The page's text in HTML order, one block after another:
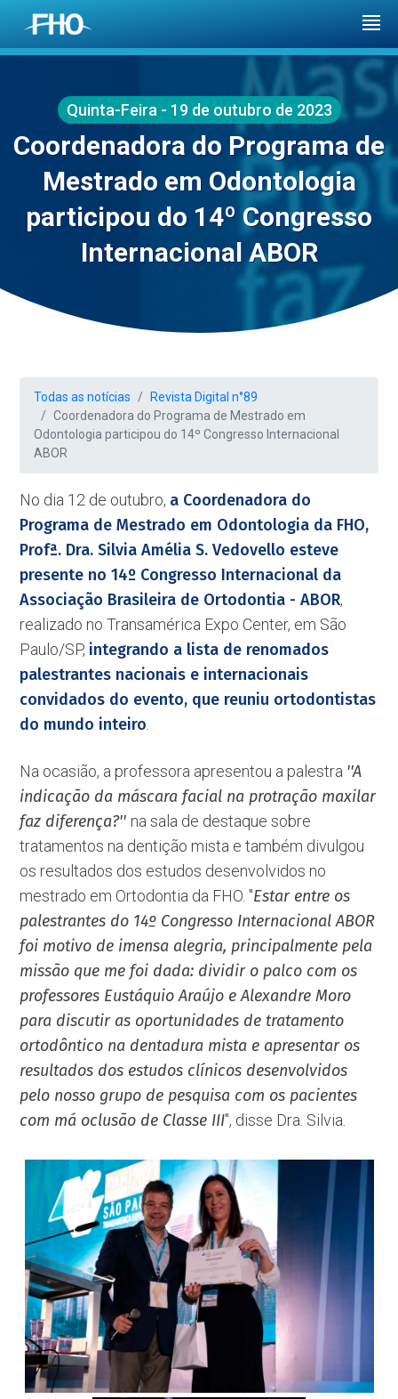
Quinta-Feira - 19 de outubro de 2023
Coordenadora do Programa de
Mestrado em Odontologia
participou do 14º Congresso
Internacional ABOR
Todas as notícias
Revista Digital n°89
Coordenadora do Programa de Mestrado em
Odontologia participou do 14º Congresso Internacional
ABOR
No dia 12 de outubro, a Coordenadora do
Programa de Mestrado em Odontologia da FHO,
Profª. Dra. Silvia Amélia S. Vedovello esteve
presente no 14º Congresso Internacional da
Associação Brasileira de Ortodontia - ABOR,
realizado no Transamérica Expo Center, em São
Paulo/SP, integrando a lista de renomados
palestrantes nacionais e internacionais
convidados do evento, que reuniu ortodontistas
do mundo inteiro
Na ocasião, a professora apresentou a palestra ''A
indicação da máscara facial na protração maxilar
faz diferença?'' na sala de destaque sobre
tratamentos na dentição mista e também divulgou
os resultados dos estudos desenvolvidos no
mestrado em Ortodontia da FHO. ''Estar entre os
palestrantes do 14º Congresso Internacional ABOR
foi motivo de imensa alegria, principalmente pela
missão que me foi dada: dividir o palco com os
professores Eustáquio Araújo e Alexandre Moro
para discutir as oportunidades de tratamento
ortodôntico na dentadura mista e apresentar os
resultados dos estudos clínicos desenvolvidos
pelo nosso grupo de pesquisa com os pacientes
com má oclusão de Classe III'', disse Dra. Silvia.